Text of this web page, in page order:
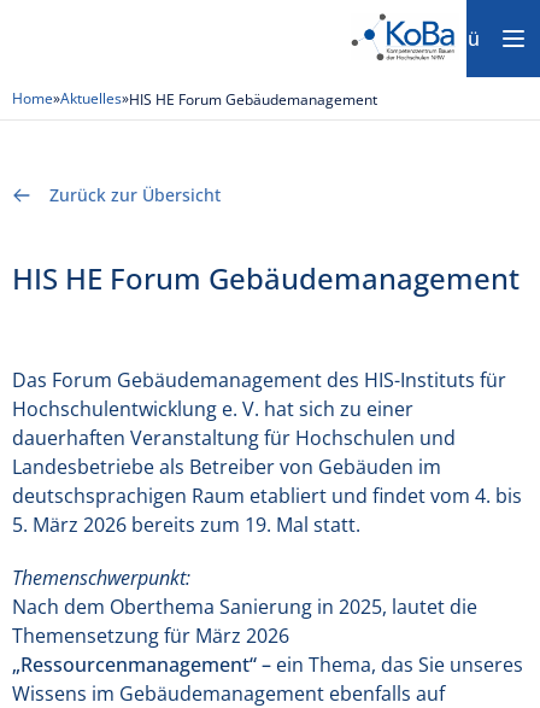
Menü
Home»Aktuelles»HIS HE Forum Gebäudemanagement
Zurück zur Übersicht
HIS HE Forum Gebäudemanagement
Das Forum Gebäudemanagement des HIS-Instituts für
Hochschulentwicklung e. V. hat sich zu einer
dauerhaften Veranstaltung für Hochschulen und
Landesbetriebe als Betreiber von Gebäuden im
deutschsprachigen Raum etabliert und findet vom 4. bis
5. März 2026 bereits zum 19. Mal statt.
Themenschwerpunkt:
Nach dem Oberthema Sanierung in 2025, lautet die
Themensetzung für März 2026
„Ressourcenmanagement“– ein Thema, das Sie unseres
Wissens im Gebäudemanagement ebenfalls auf